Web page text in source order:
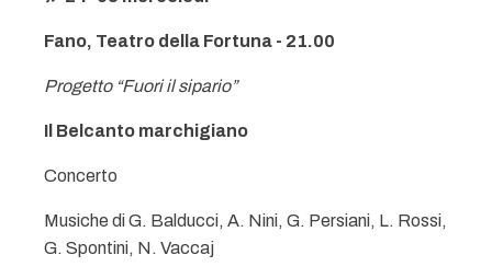
Fano, Teatro della Fortuna - 21.00
Progetto “Fuori il sipario”
Il Belcanto marchigiano
Concerto
Musiche di G. Balducci, A. Nini, G. Persiani, L. Rossi,
G. Spontini, N. Vaccaj